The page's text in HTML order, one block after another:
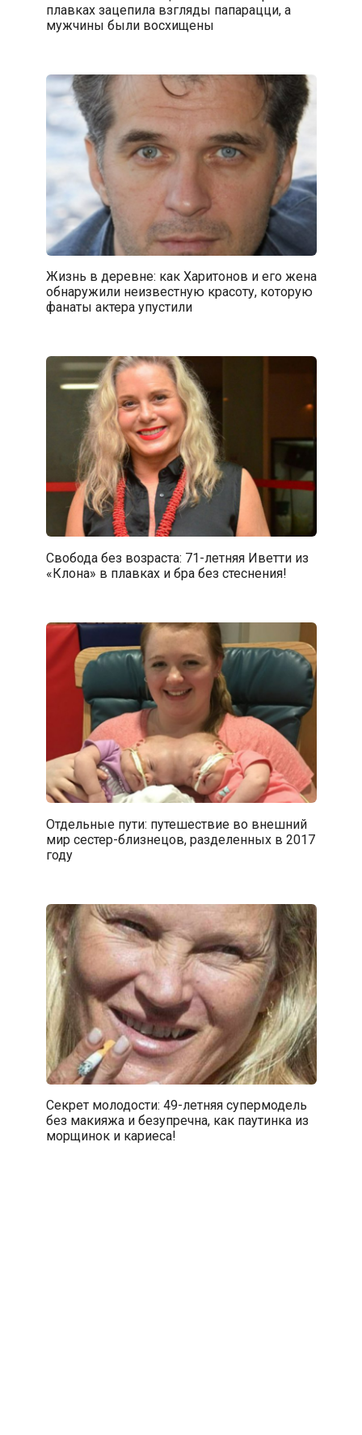
плавках зацепила взгляды папарацци, а
мужчины были восхищены
Жизнь в деревне: как Харитонов и его жена
обнаружили неизвестную красоту, которую
фанаты актера упустили
Свобода без возраста: 71-летняя Иветти из
«Клона» в плавках и бра без стеснения!
Отдельные пути: путешествие во внешний
мир сестер-близнецов, разделенных в 2017
году
Секрет молодости: 49-летняя супермодель
без макияжа и безупречна, как паутинка из
морщинок и кариеса!